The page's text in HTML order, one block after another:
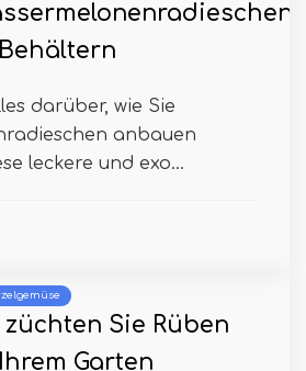
darüber, wie Sie
anbauen
leckere und exo...
züchten Sie Rüben
Garten